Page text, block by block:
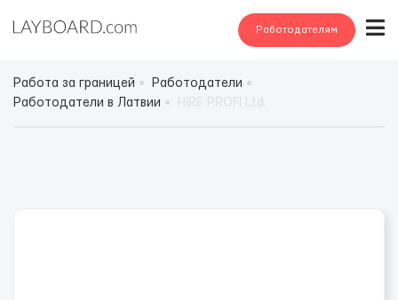
Работодателям
Работа за границей
Работодатели
Работодатели в Латвии